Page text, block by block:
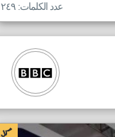
عدد الكلمات: ٢٤٩